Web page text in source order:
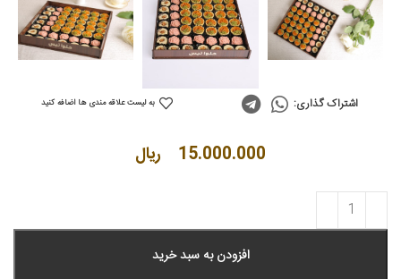
15.000.000 ریال
افزودن به سبد خرید
اشتراک گذاری: به لیست علاقه مندی ها اضافه کنید